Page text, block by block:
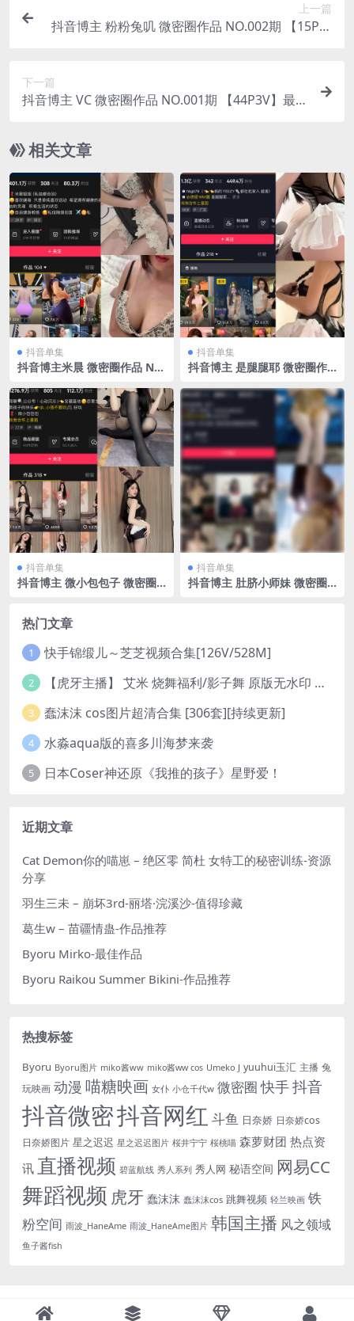
上一篇
抖音博主 粉粉兔叽 微密圈作品 NO.002期 【15P】
下一篇
抖音博主 VC 微密圈作品 NO.001期 【44P3V】最新
相关文章
抖音单集
抖音博主米晨 微密圈作品 NO.
抖音单集
抖音博主 是腿腿耶 微密圈作
抖音单集
抖音博主 微小包包子 微密圈
抖音单集
抖音博主 肚脐小师妹 微密圈
热门文章
1 快手锦缎儿～芝芝视频合集[126V/528M]
2 【虎牙主播】 艾米 烧舞福利/影子舞 原版无水印 （1v/130m）
3 蠢沫沫 cos图片超清合集 [306套][持续更新]
4 水淼aqua版的喜多川海梦来袭
5 日本Coser神还原《我推的孩子》星野爱！
近期文章
Cat Demon你的喵崽 – 绝区零 简杜 女特工的秘密训练-资源
分享
羽生三未 – 崩坏3rd-丽塔·浣溪沙-值得珍藏
葛生w – 苗疆情蛊-作品推荐
Byoru Mirko-最佳作品
Byoru Raikou Summer Bikini-作品推荐
热搜标签
Byoru Byoru图片 miko酱ww miko酱ww cos Umeko J yuuhui玉汇 主播 兔
玩映画 动漫 喵糖映画 女仆 小仓千代w 微密圈 快手抖音
抖音微密抖音网红 斗鱼 日奈娇 日奈娇cos
日奈娇图片 星之迟迟 星之迟迟图片 桜井宁宁 桜桃喵 森萝财团 热点资
讯 直播视频 碧蓝航线 秀人系列 秀人网 秘语空间 网易CC
舞蹈视频 虎牙 蠢沫沫 蠢沫沫cos 跳舞视频 轻兰映画 铁
粉空间 雨波_HaneAme 雨波_HaneAme图片 韩国主播 风之领域
鱼子酱fish